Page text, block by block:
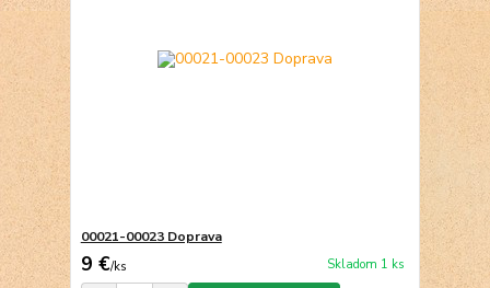
00021-00023 Doprava
9 €/ks Skladom 1 ks